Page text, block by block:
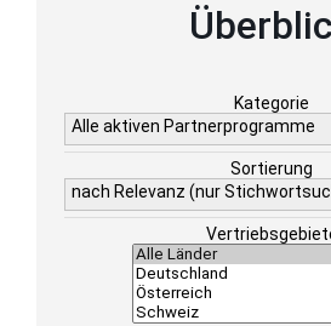
Kategorie
Alle aktiven Partnerprogramme
Sortierung
nach Relevanz (nur